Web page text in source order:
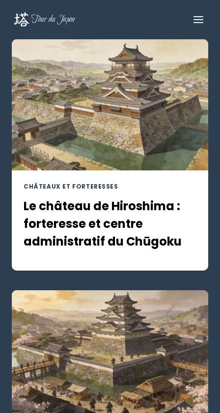
Tour du Japon
CHÂTEAUX ET FORTERESSES
Le château de Hiroshima :
forteresse et centre
administratif du Chūgoku